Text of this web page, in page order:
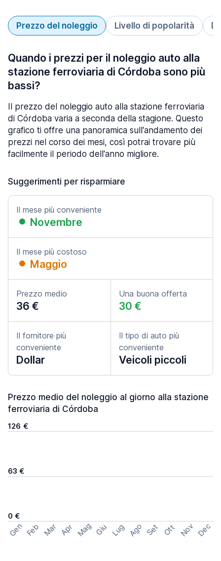
Prezzo del noleggio Livello di popolarità
Quando i prezzi per il noleggio auto alla
stazione ferroviaria di Córdoba sono più
bassi?
Il prezzo del noleggio auto alla stazione ferroviaria
di Córdoba varia a seconda della stagione. Questo
grafico ti offre una panoramica sull'andamento dei
prezzi nel corso dei mesi, così potrai trovare più
facilmente il periodo dell'anno migliore.
Suggerimenti per risparmiare
Il mese più conveniente
Novembre
Il mese più costoso
Maggio
Prezzo medio
36 €
Una buona offerta
30 €
Il fornitore più
conveniente
Dollar
Il tipo di auto più
conveniente
Veicoli piccoli
Prezzo medio del noleggio al giorno alla stazione
ferroviaria di Córdoba
126 €
63 €
0 €
Gen Feb Mar Apr Mag Giu Lug Ago Set Ott Nov Dec